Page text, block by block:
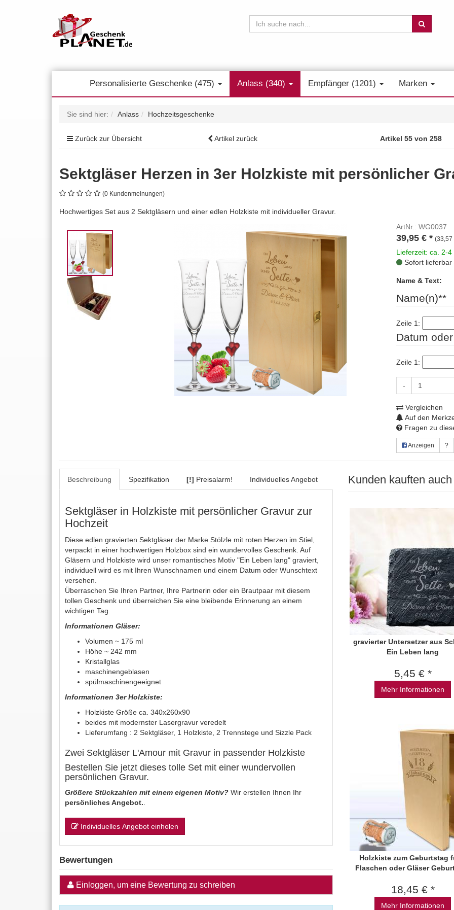
Personalisierte Geschenke (475) Anlass (340) Empfänger (1201) Marken
Sie sind hier: Anlass Hochzeitsgeschenke
Zurück zur Übersicht Artikel zurück Artikel 55 von 258
Sektgläser Herzen in 3er Holzkiste mit persönlicher
(0 Kundenmeinungen)
Hochwertiges Set aus 2 Sektgläsern und einer edlen Holzkiste mit individueller Gravur.
ArtNr.: WG0037
39,95 € * (33,57
Lieferzeit: ca. 2-4
Sofort lieferbar
Name & Text:
Name(n)**
Zeile 1:
Datum
Zeile 1:
-
Vergleichen
Auf den
Fragen zu
Anzeigen ?
Beschreibung Spezifikation [!] Preisalarm! Individuelles Angebot
Sektgläser in Holzkiste mit persönlicher Gravur zur
Hochzeit
Diese edlen gravierten Sektgläser der Marke Stölzle mit roten Herzen im Stiel,
verpackt in einer hochwertigen Holzbox sind ein wundervolles Geschenk. Auf
Gläsern und Holzkiste wird unser romantisches Motiv "Ein Leben lang" graviert,
individuell wird es mit Ihren Wunschnamen und einem Datum oder Wunschtext
versehen.
Überraschen Sie Ihren Partner, Ihre Partnerin oder ein Brautpaar mit diesem
tollen Geschenk und überreichen Sie eine bleibende Erinnerung an einem
wichtigen Tag.
Informationen Gläser:
Volumen ~ 175 ml
Höhe ~ 242 mm
Kristallglas
maschinengeblasen
spülmaschinengeeignet
Informationen 3er Holzkiste:
Holzkiste Größe ca. 340x260x90
beides mit modernster Lasergravur veredelt
Lieferumfang : 2 Sektgläser, 1 Holzkiste, 2 Trennstege und Sizzle Pack
Zwei Sektgläser L'Amour mit Gravur in passender Holzkiste
Bestellen Sie jetzt dieses tolle Set mit einer wundervollen
persönlichen Gravur.
Größere Stückzahlen mit einem eigenen Motiv? Wir erstellen Ihnen Ihr
persönliches Angebot.
Individuelles Angebot einholen
Bewertungen
Einloggen, um eine Bewertung zu schreiben
Kunden kauften auch
gravierter Untersetzer aus
Ein Leben lang
5,45 € *
Mehr Informationen
Holzkiste zum Geburtstag
Flaschen oder Gläser
18,45 € *
Mehr Informationen